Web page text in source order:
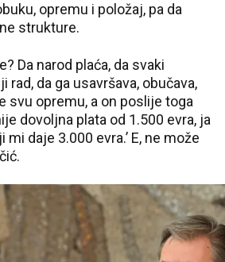
opremu i položaj, pa da
strukture.
Da narod plaća, da svaki
rad, da ga usavršava, obučava,
svu opremu, a on poslije toga
dovoljna plata od 1.500 evra, ja
daje 3.000 evra.’ E, ne može